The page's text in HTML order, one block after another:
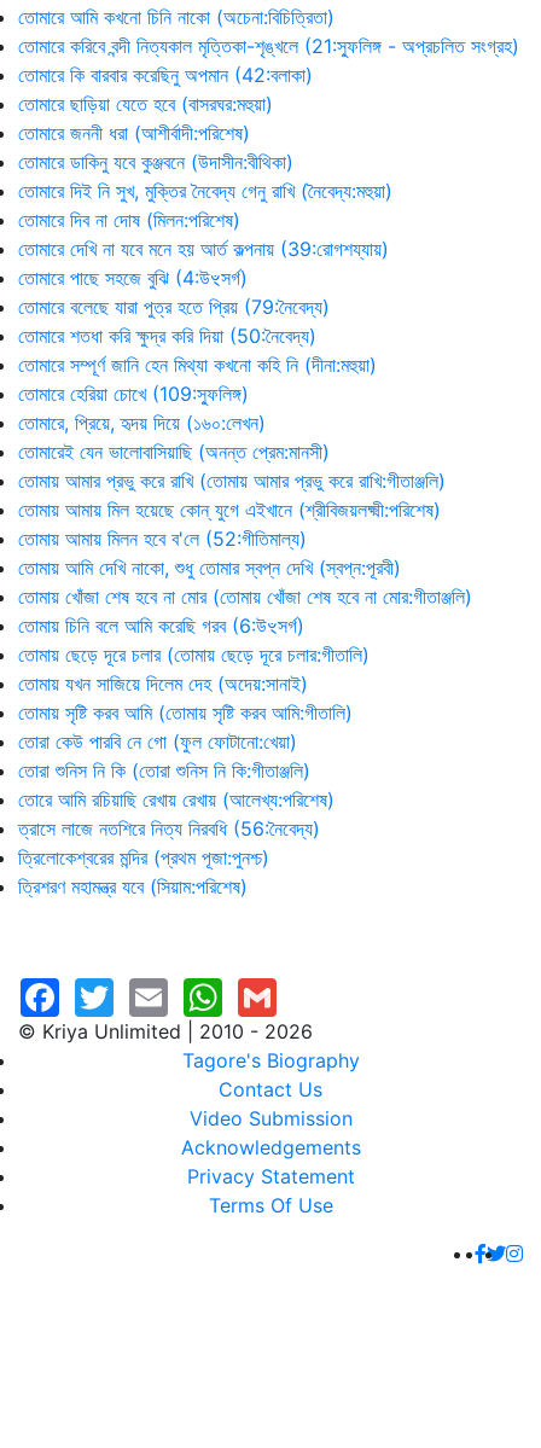
তোমারে আমি কখনো চিনি নাকো (অচেনা:বিচিত্রিতা)
তোমারে করিবে বন্দী নিত্যকাল মৃত্তিকা-শৃঙ্খলে (21:স্ফুলিঙ্গ - অপ্রচলিত সংগ্রহ)
তোমারে কি বারবার করেছিনু অপমান (42:বলাকা)
তোমারে ছাড়িয়া যেতে হবে (বাসরঘর:মহুয়া)
তোমারে জননী ধরা (আশীর্বাদী:পরিশেষ)
তোমারে ডাকিনু যবে কুঞ্জবনে (উদাসীন:বীথিকা)
তোমারে দিই নি সুখ, মুক্তির নৈবেদ্য গেনু রাখি (নৈবেদ্য:মহুয়া)
তোমারে দিব না দোষ (মিলন:পরিশেষ)
তোমারে দেখি না যবে মনে হয় আর্ত কল্পনায় (39:রোগশয্যায়)
তোমারে পাছে সহজে বুঝি (4:উৼসর্গ)
তোমারে বলেছে যারা পুত্র হতে প্রিয় (79:নৈবেদ্য)
তোমারে শতধা করি ক্ষুদ্র করি দিয়া (50:নৈবেদ্য)
তোমারে সম্পূর্ণ জানি হেন মিথ্যা কখনো কহি নি (দীনা:মহুয়া)
তোমারে হেরিয়া চোখে (109:স্ফুলিঙ্গ)
তোমারে, প্রিয়ে, হৃদয় দিয়ে (১৬০:লেখন)
তোমারেই যেন ভালোবাসিয়াছি (অনন্ত প্রেম:মানসী)
তোমায় আমার প্রভু করে রাখি (তোমায় আমার প্রভু করে রাখি:গীতাঞ্জলি)
তোমায় আমায় মিল হয়েছে কোন্‌ যুগে এইখানে (শ্রীবিজয়লক্ষ্মী:পরিশেষ)
তোমায় আমায় মিলন হবে ব'লে (52:গীতিমাল্য)
তোমায় আমি দেখি নাকো, শুধু তোমার স্বপ্ন দেখি (স্বপ্ন:পূরবী)
তোমায় খোঁজা শেষ হবে না মোর (তোমায় খোঁজা শেষ হবে না মোর:গীতাঞ্জলি)
তোমায় চিনি বলে আমি করেছি গরব (6:উৼসর্গ)
তোমায় ছেড়ে দূরে চলার (তোমায় ছেড়ে দূরে চলার:গীতালি)
তোমায় যখন সাজিয়ে দিলেম দেহ (অদেয়:সানাই)
তোমায় সৃষ্টি করব আমি (তোমায় সৃষ্টি করব আমি:গীতালি)
তোরা কেউ পারবি নে গো (ফুল ফোটানো:খেয়া)
তোরা শুনিস নি কি (তোরা শুনিস নি কি:গীতাঞ্জলি)
তোরে আমি রচিয়াছি রেখায় রেখায় (আলেখ্য:পরিশেষ)
ত্রাসে লাজে নতশিরে নিত্য নিরবধি (56:নৈবেদ্য)
ত্রিলোকেশ্বরের মন্দির (প্রথম পূজা:পুনশ্চ)
ত্রিশরণ মহামন্ত্র যবে (সিয়াম:পরিশেষ)
© Kriya Unlimited | 2010 - 2026
Tagore's Biography
Contact Us
Video Submission
Acknowledgements
Privacy Statement
Terms Of Use